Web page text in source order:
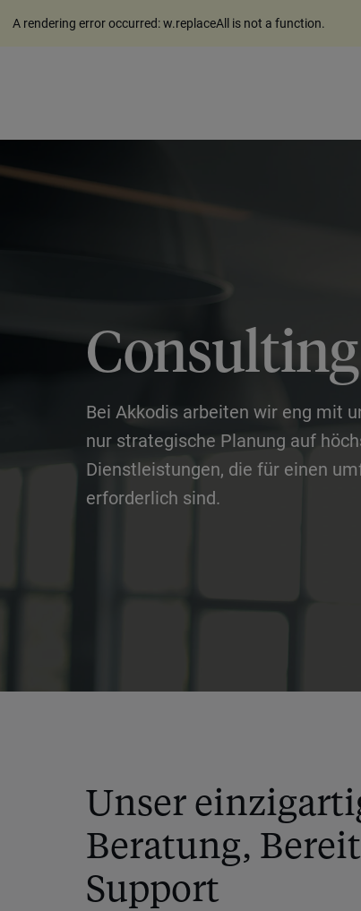
A rendering error occurred:w.replaceAll is not a function.
Consulting
Bei Akkodis arbeiten wir eng mit
nur strategische Planung auf
Dienstleistungen, die für einen
erforderlich sind.
Unser
Beratung,
Support